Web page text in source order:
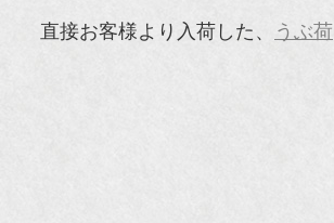
直接お客様より入荷した、 うぶ荷